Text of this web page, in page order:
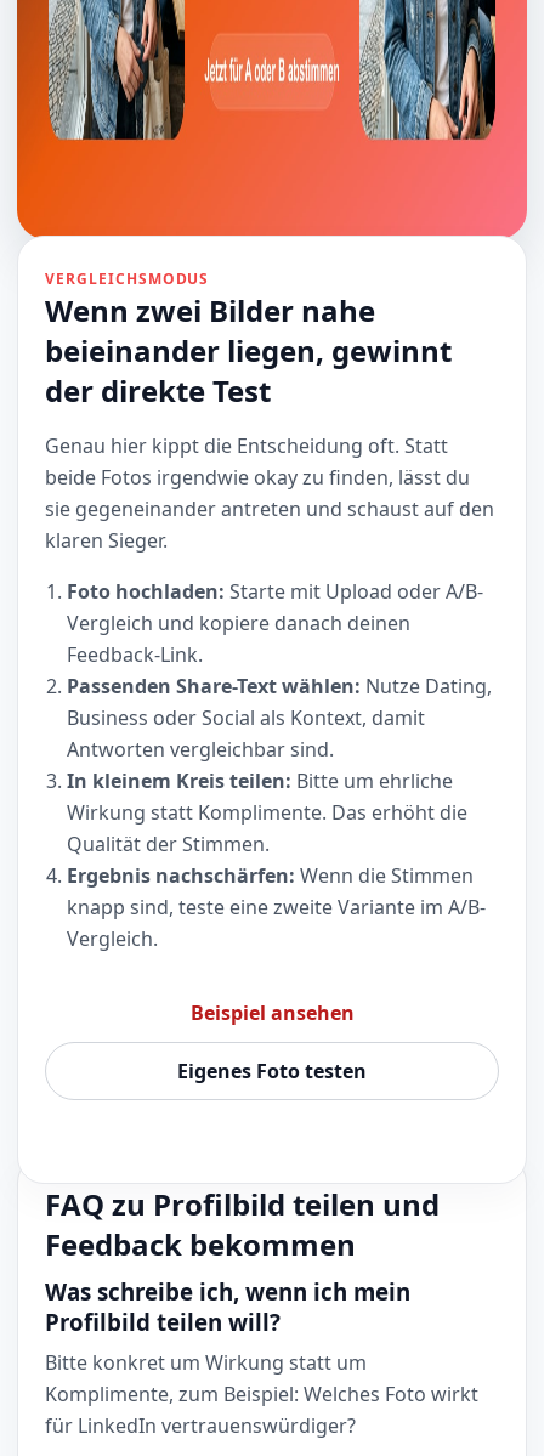
VERGLEICHSMODUS
Wenn zwei Bilder nahe
beieinander liegen, gewinnt
der direkte Test
Genau hier kippt die Entscheidung oft. Statt
beide Fotos irgendwie okay zu finden, lässt du
sie gegeneinander antreten und schaust auf den
klaren Sieger.
Foto hochladen: Starte mit Upload oder A/B-
Vergleich und kopiere danach deinen
Feedback-Link.
Passenden Share-Text wählen: Nutze Dating,
Business oder Social als Kontext, damit
Antworten vergleichbar sind.
In kleinem Kreis teilen: Bitte um ehrliche
Wirkung statt Komplimente. Das erhöht die
Qualität der Stimmen.
Ergebnis nachschärfen: Wenn die Stimmen
knapp sind, teste eine zweite Variante im A/B-
Vergleich.
Beispiel ansehen
Eigenes Foto testen
FAQ zu Profilbild teilen und
Feedback bekommen
Was schreibe ich, wenn ich mein
Profilbild teilen will?
Bitte konkret um Wirkung statt um
Komplimente, zum Beispiel: Welches Foto wirkt
für LinkedIn vertrauenswürdiger?